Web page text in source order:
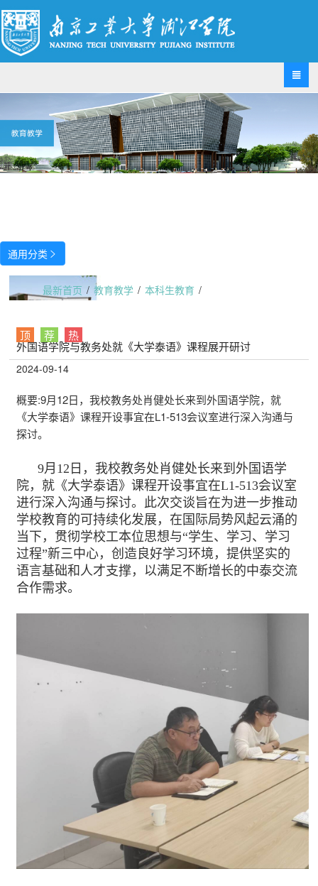

通用分类 
最新首页 / 教育教学 / 本科生教育 /
顶 荐 热
外国语学院与教务处就《大学泰语》课程展开研讨
2024-09-14
概要:9月12日，我校教务处肖健处长来到外国语学院，就
《大学泰语》课程开设事宜在L1-513会议室进行深入沟通与
探讨。
9月12日，我校教务处肖健处长来到外国语学
院，就《大学泰语》课程开设事宜在L1-513会议室
进行深入沟通与探讨。此次交谈旨在为进一步推动
学校教育的可持续化发展，在国际局势风起云涌的
当下，贯彻学校工本位思想与“学生、学习、学习
过程”新三中心，创造良好学习环境，提供坚实的
语言基础和人才支撑，以满足不断增长的中泰交流
合作需求。